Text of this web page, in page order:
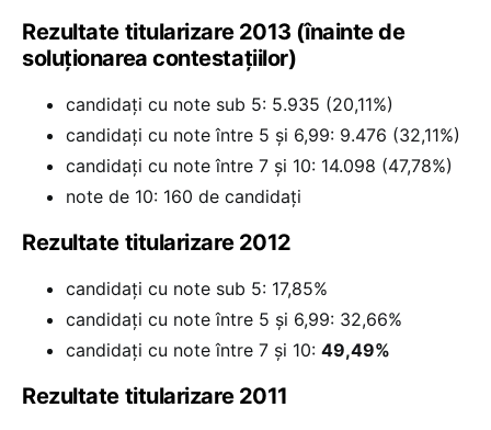
Rezultate titularizare 2013 (înainte de
soluționarea contestațiilor)
candidați cu note sub 5: 5.935 (20,11%)
candidați cu note între 5 și 6,99: 9.476 (32,11%)
candidați cu note între 7 și 10: 14.098 (47,78%)
note de 10: 160 de candidați
Rezultate titularizare 2012
candidați cu note sub 5: 17,85%
candidați cu note între 5 și 6,99: 32,66%
candidați cu note între 7 și 10: 49,49%
Rezultate titularizare 2011